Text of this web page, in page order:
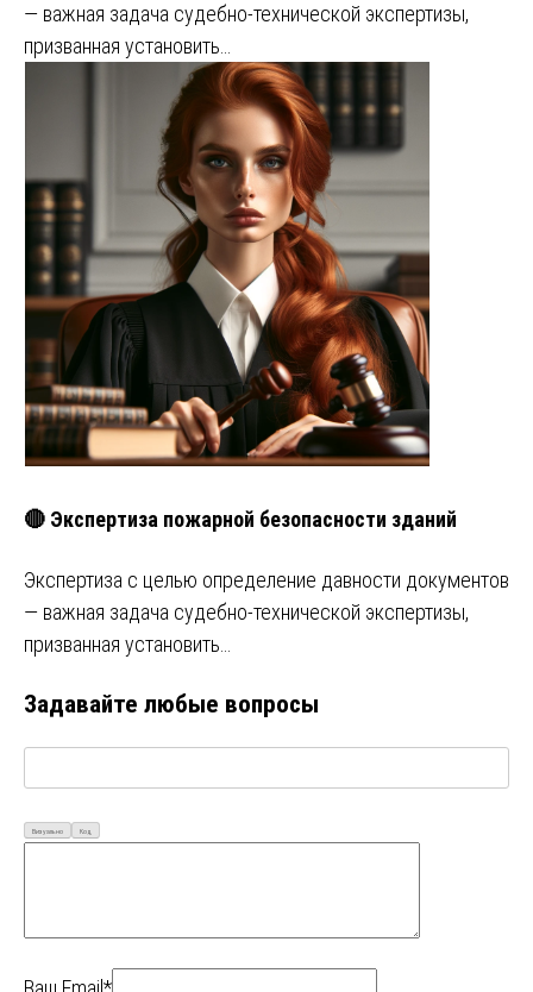
— важная задача судебно-технической экспертизы,
призванная установить…
🔴 Экспертиза пожарной безопасности зданий
Экспертиза с целью определение давности документов
— важная задача судебно-технической экспертизы,
призванная установить…
Задавайте любые вопросы
Визуально Код